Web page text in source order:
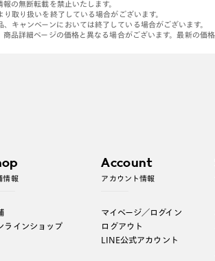
の無断転載を禁止いたします。
取り扱いを終了している場合がございます。
キャンペーンにおいては終了している場合がございます。
品詳細ページの価格と異なる場合がございます。最新の価
情報
ラインショップ
Account
アカウント情報
マイページ／ログイン
ログアウト
LINE公式アカウント